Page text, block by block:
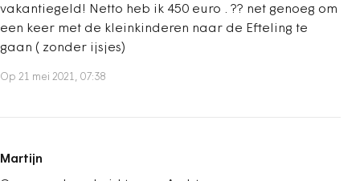
vakantiegeld! Netto heb ik 450 euro . ?? net genoeg om
een keer met de kleinkinderen naar de Efteling te
gaan ( zonder ijsjes)
Op 21 mei 2021, 07:38
Martijn